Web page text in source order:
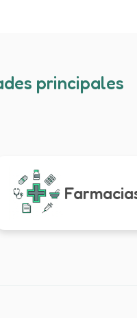
principales
Farmacias